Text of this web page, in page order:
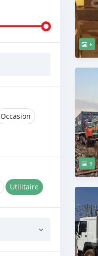
Occasion
Utilitaire
6
9